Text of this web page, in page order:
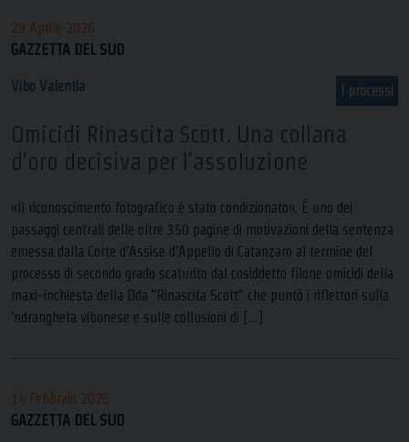
29 Aprile 2026
GAZZETTA DEL SUD
I processi
Vibo Valentia
Omicidi Rinascita Scott. Una collana
d’oro decisiva per l’assoluzione
«Il riconoscimento fotografico è stato condizionato». È uno dei
passaggi centrali delle oltre 350 pagine di motivazioni della sentenza
emessa dalla Corte d’Assise d’Appello di Catanzaro al termine del
processo di secondo grado scaturito dal cosiddetto filone omicidi della
maxi-inchiesta della Dda “Rinascita Scott” che puntò i riflettori sulla
’ndrangheta vibonese e sulle collusioni di […]
14 Febbraio 2026
GAZZETTA DEL SUD